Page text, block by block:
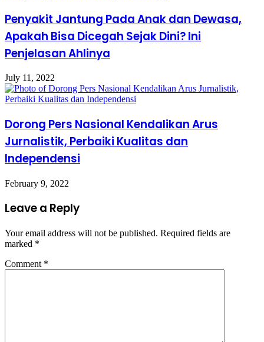
Penyakit Jantung Pada Anak dan Dewasa,
Apakah Bisa Dicegah Sejak Dini? Ini
Penjelasan Ahlinya
July 11, 2022
Dorong Pers Nasional Kendalikan Arus
Jurnalistik, Perbaiki Kualitas dan
Independensi
February 9, 2022
Leave a Reply
Your email address will not be published. Required fields are
marked *
Comment *